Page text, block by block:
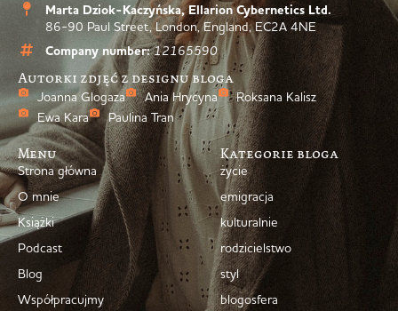
Marta Dziok-Kaczyńska, Ellarion Cybernetics Ltd.
86-90 Paul Street, London, England, EC2A 4NE
Company number: 12165590
Autorki zdjęć z designu bloga
Joanna Glogaza Ania Hrycyna
Roksana Kalisz
Ewa Kara
Paulina Tran
Menu
Strona główna
O mnie
Książki
Podcast
Blog
Współpracujmy
Kategorie bloga
życie
emigracja
kulturalnie
rodzicielstwo
styl
blogosfera